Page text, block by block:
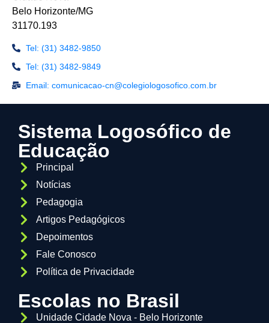
Belo Horizonte/MG
31170.193
Tel: (31) 3482-9850
Tel: (31) 3482-9849
Email: comunicacao-cn@colegiologosofico.com.br
Sistema Logosófico de
Educação
Principal
Notícias
Pedagogia
Artigos Pedagógicos
Depoimentos
Fale Conosco
Política de Privacidade
Escolas no Brasil
Unidade Cidade Nova - Belo Horizonte